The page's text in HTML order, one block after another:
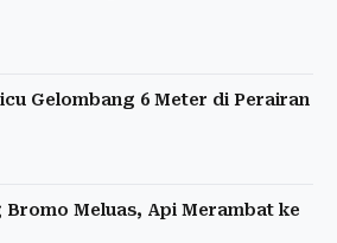
Gelombang 6 Meter di Perairan
Bromo Meluas, Api Merambat ke